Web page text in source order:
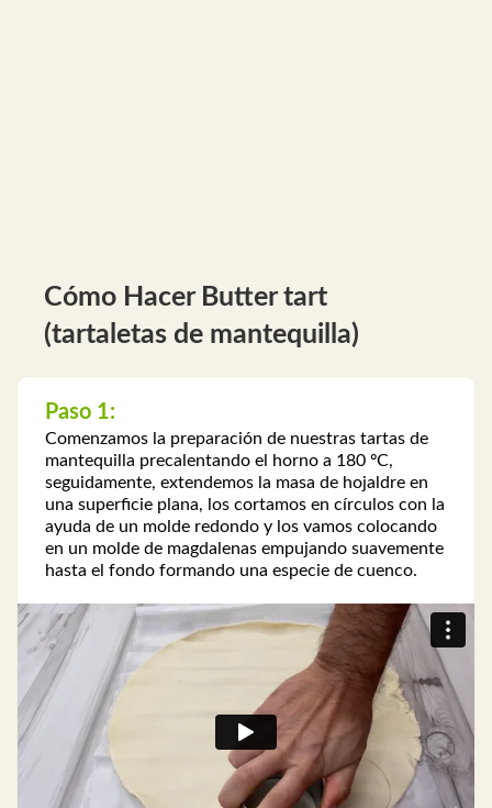
Cómo Hacer Butter tart
(tartaletas de mantequilla)
Paso 1:
Comenzamos la preparación de nuestras tartas de
mantequilla precalentando el horno a 180 ºC,
seguidamente, extendemos la masa de hojaldre en
una superficie plana, los cortamos en círculos con la
ayuda de un molde redondo y los vamos colocando
en un molde de magdalenas empujando suavemente
hasta el fondo formando una especie de cuenco.